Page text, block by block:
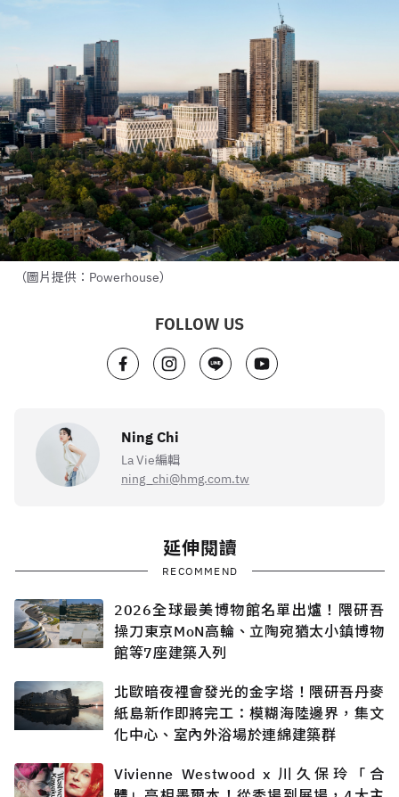
（圖片提供：Powerhouse）
FOLLOW US
Ning Chi
La Vie編輯
ning_chi@hmg.com.tw
延伸閱讀
RECOMMEND
2026全球最美博物館名單出爐！隈研吾
操刀東京MoN高輪、立陶宛猶太小鎮博物
館等7座建築入列
北歐暗夜裡會發光的金字塔！隈研吾丹麥
紙島新作即將完工：模糊海陸邊界，集文
化中心、室內外浴場於連綿建築群
Vivienne Westwood x 川久保玲「合